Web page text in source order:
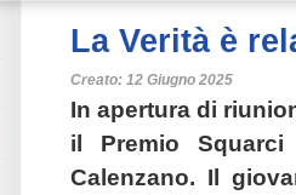
La Verità è
Creato: 12 Giugno 2025
In apertura di
il Premio
Calenzano. Il